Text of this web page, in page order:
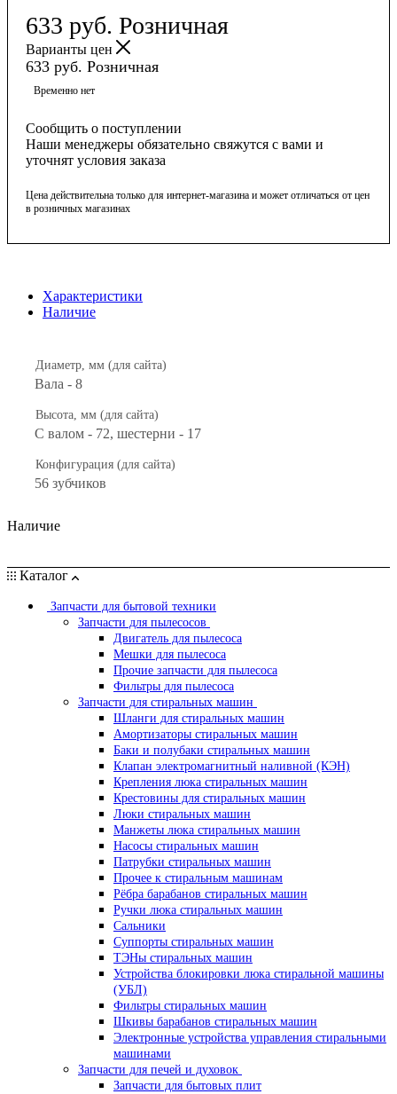
633 руб. Розничная
Варианты цен
633 руб. Розничная
Временно нет
Сообщить о поступлении
Наши менеджеры обязательно свяжутся с вами и
уточнят условия заказа
Цена действительна только для интернет-магазина и может отличаться от цен
в розничных магазинах
Характеристики
Наличие
Диаметр, мм (для сайта)
Вала - 8
Высота, мм (для сайта)
С валом - 72, шестерни - 17
Конфигурация (для сайта)
56 зубчиков
Наличие
Каталог
Запчасти для бытовой техники
Запчасти для пылесосов
Двигатель для пылесоса
Мешки для пылесоса
Прочие запчасти для пылесоса
Фильтры для пылесоса
Запчасти для стиральных машин
Шланги для стиральных машин
Амортизаторы стиральных машин
Баки и полубаки стиральных машин
Клапан электромагнитный наливной (КЭН)
Крепления люка стиральных машин
Крестовины для стиральных машин
Люки стиральных машин
Манжеты люка стиральных машин
Насосы стиральных машин
Патрубки стиральных машин
Прочее к стиральным машинам
Рёбра барабанов стиральных машин
Ручки люка стиральных машин
Сальники
Суппорты стиральных машин
ТЭНы стиральных машин
Устройства блокировки люка стиральной машины
(УБЛ)
Фильтры стиральных машин
Шкивы барабанов стиральных машин
Электронные устройства управления стиральными
машинами
Запчасти для печей и духовок
Запчасти для бытовых плит